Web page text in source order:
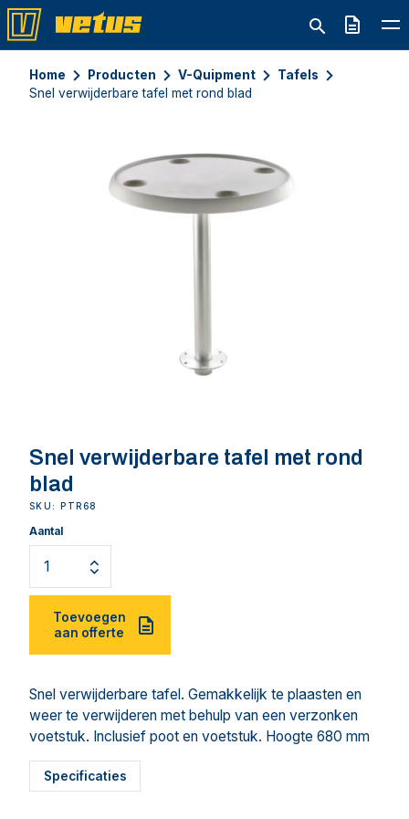
Offerte
Home Producten V-Quipment
Tafels
Snel verwijderbare tafel met rond blad
Snel verwijderbare tafel met rond
blad
SKU: PTR68
Aantal
Toevoegen
aan offerte
Snel verwijderbare tafel. Gemakkelijk te plaasten en
weer te verwijderen met behulp van een verzonken
voetstuk. Inclusief poot en voetstuk. Hoogte 680 mm
Specificaties